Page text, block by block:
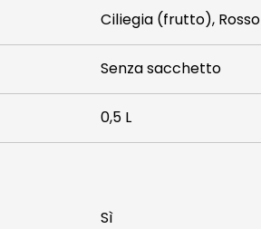
Ciliegia (frutto), Rosso
Senza sacchetto
0,5 L
Sì